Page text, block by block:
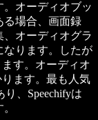
オーディオブッ
る場合、画面録
オーディオグラ
なります。したが
す。オーディオ
ます。最も人気
、Speechifyは